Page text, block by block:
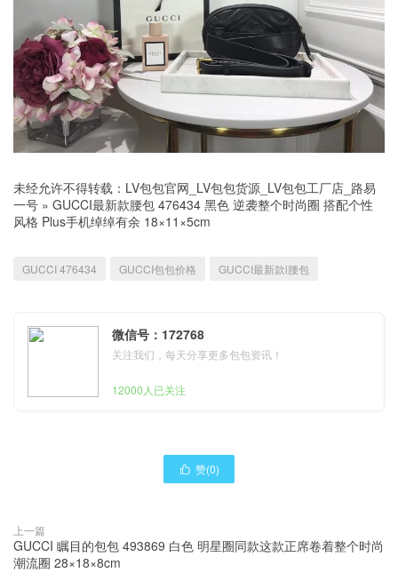
未经允许不得转载： LV包包官网_LV包包货源_LV包包工厂店_路易
一号 » GUCCI最新款腰包 476434 黑色 逆袭整个时尚圈 搭配个性
风格 Plus手机绰绰有余 18×11×5cm
GUCCI 476434 GUCCI包包价格 GUCCI最新款i腰包
微信号：172768
关注我们，每天分享更多包包资讯！
12000人已关注
 赞(0)
上一篇
GUCCI 瞩目的包包 493869 白色 明星圈同款这款正席卷着整个时尚
潮流圈 28×18×8cm